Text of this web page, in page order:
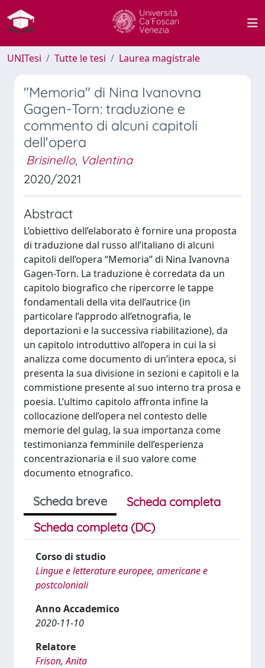
UNITesi Tutte le tesi Laurea magistrale
"Memoria" di Nina Ivanovna
Gagen-Torn: traduzione e
commento di alcuni capitoli
dell'opera
Brisinello, Valentina
2020/2021
Abstract
L’obiettivo dell’elaborato è fornire una proposta
di traduzione dal russo all’italiano di alcuni
capitoli dell’opera “Memoria” di Nina Ivanovna
Gagen-Torn. La traduzione è corredata da un
capitolo biografico che ripercorre le tappe
fondamentali della vita dell’autrice (in
particolare l’approdo all’etnografia, le
deportazioni e la successiva riabilitazione), da
un capitolo introduttivo all’opera in cui la si
analizza come documento di un’intera epoca, si
presenta la sua divisione in sezioni e capitoli e la
commistione presente al suo interno tra prosa e
poesia. L’ultimo capitolo affronta infine la
collocazione dell’opera nel contesto delle
memorie del gulag, la sua importanza come
testimonianza femminile dell’esperienza
concentrazionaria e il suo valore come
documento etnografico.
Scheda breve
Scheda completa
Scheda completa (DC)
Corso di studio
Lingue e letterature europee, americane e
postcoloniali
Anno Accademico
2020-11-10
Relatore
Frison, Anita